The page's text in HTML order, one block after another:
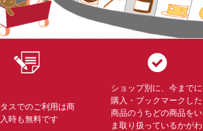
スでのご利用は商
時も無料です
ショップ別に、今までに
購入・ブックマークした
商品のうちどの商品をい
ま取り扱っているかがわ